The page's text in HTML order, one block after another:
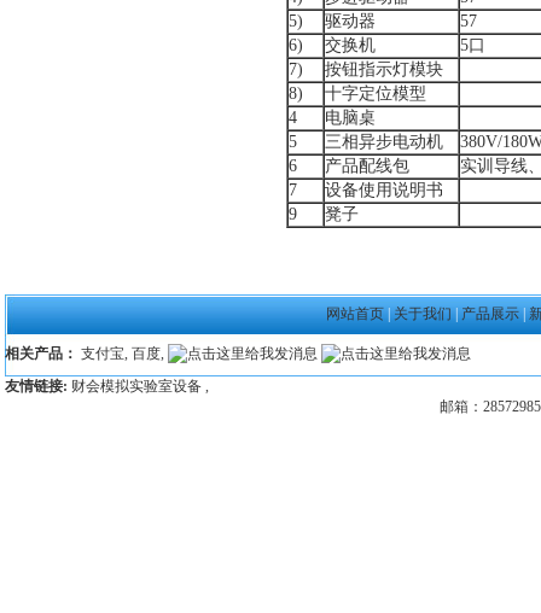
5)
驱动器
57
6)
交换机
5口
7)
按钮指示灯模块
8)
十字定位模型
4
电脑桌
5
三相异步电动机
380V/
6
产品配线包
实训导线
7
设备使用说明书
9
凳子
网站首页 关于我们 产品展示
相关产品： 支付宝, 百度,
友情链接: 财会模拟实验室设备 ,
邮箱：